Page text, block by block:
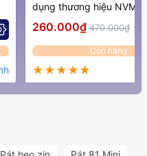
dụng thương hiệu NVM
260.000₫ 470.000₫
Còn hàng